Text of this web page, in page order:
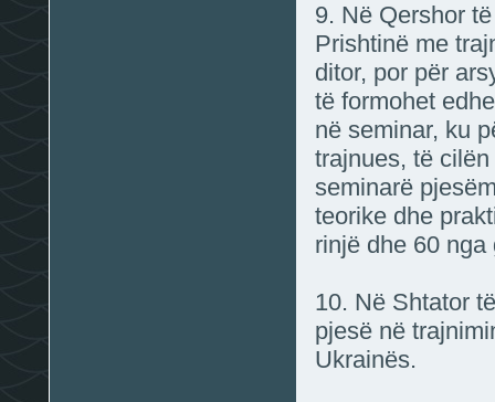
9. Në Qershor
Prishtinë me
ditor, por për
të formohet
në seminar, ku
trajnues, të
seminarë
teorike dhe
rinjë dhe 60 nga
10. Në Shtator
pjesë në
Ukrainës.